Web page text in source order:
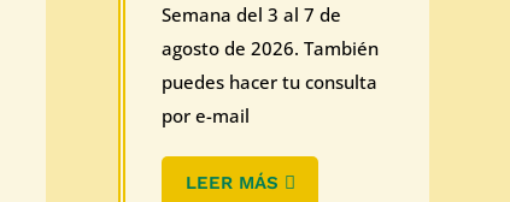
Semana del 3 al 7 de
agosto de 2026. También
puedes hacer tu consulta
por e-mail
LEER MÁS